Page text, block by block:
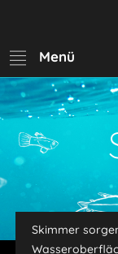
Menü
Skimmer